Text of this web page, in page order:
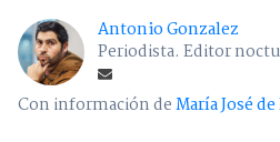
Antonio Gonzalez
Periodista. Editor
Con información deMaría José